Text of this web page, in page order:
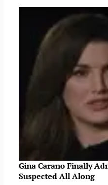
Gina Carano Finally
Suspected All Along